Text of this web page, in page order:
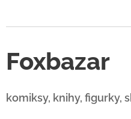
Foxbazar
komiksy, knihy, figurky,